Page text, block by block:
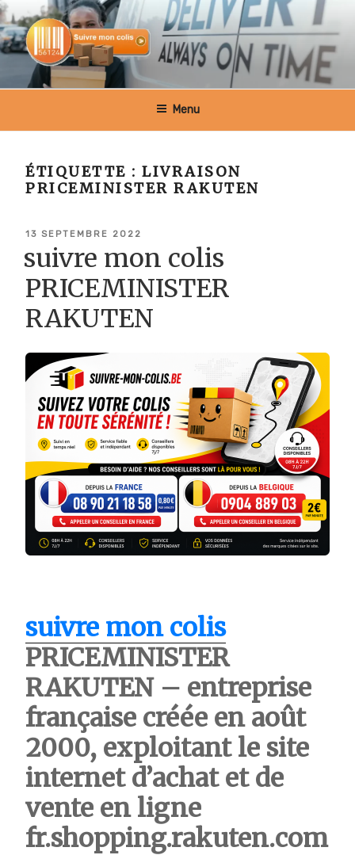
Aller
au
contenu
principal
SUIVRE MON COLIS BELGIQUE
Menu
ÉTIQUETTE :LIVRAISON
PRICEMINISTER RAKUTEN
PUBLIÉ
13 SEPTEMBRE 2022
suivre mon colis
PRICEMINISTER
RAKUTEN
suivre mon colis
PRICEMINISTER
RAKUTEN – entreprise
française créée en août
2000, exploitant le site
internet d’achat et de
vente en ligne
fr.shopping.rakuten.com